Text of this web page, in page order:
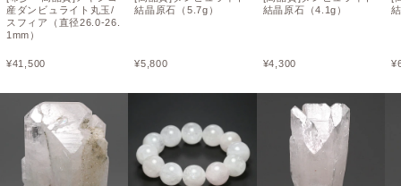
産ダンビュライト丸玉/
スフィア（直径26.0-26.
1mm）
¥41,500
結晶原石（5.7g）
¥5,800
結晶原石（4.1g）
¥4,300 ¥